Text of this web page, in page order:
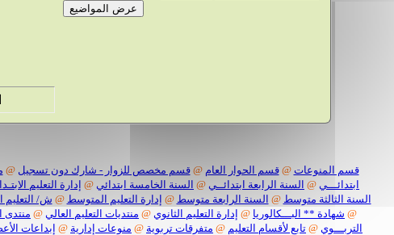
قسم المنوعات @قسم الحوار العام @قسم مخصص للزوار - شارك دون تسجيل @
ابتدائـــي @ السنة الرابعة ابتدائــي @ السنة الخامسة ابتدائي @ إدارة التعليم
السنة الثالثة متوسط @ السنة الرابعة متوسط @ إدارة التعليم المتوسط @ ش/ التعليم
@ شهادة ** البـــكالوريا @ إدارة التعليم الثانوي @ منتديات التعليم العالي @ منتدى
التربـــوي @ تابع لأقسام التعليم @ متفرقات تربوية @ منوعات إدارية @ إبداعات